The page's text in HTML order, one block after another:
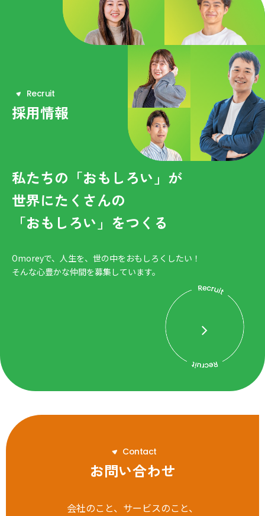
Recruit
採用情報
私たちの「おもしろい」が
世界にたくさんの
「おもしろい」をつくる
Omoreyで、人生を、世の中をおもしろくしたい！
そんな心豊かな仲間を募集しています。
Contact
お問い合わせ
会社のこと、サービスのこと、